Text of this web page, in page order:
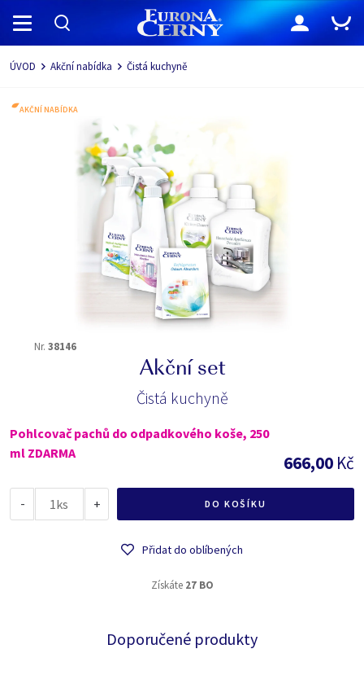
Navigace
ÚVOD Akční nabídka Čistá kuchyně
AKČNÍ NABÍDKA
Nr. 38146
Akční set
Čistá kuchyně
Pohlcovač pachů do odpadkového koše, 250
ml ZDARMA
666,00 Kč
- ks + DO KOŠÍKU
Přidat do oblíbených
Získáte 27 BO
Doporučené produkty